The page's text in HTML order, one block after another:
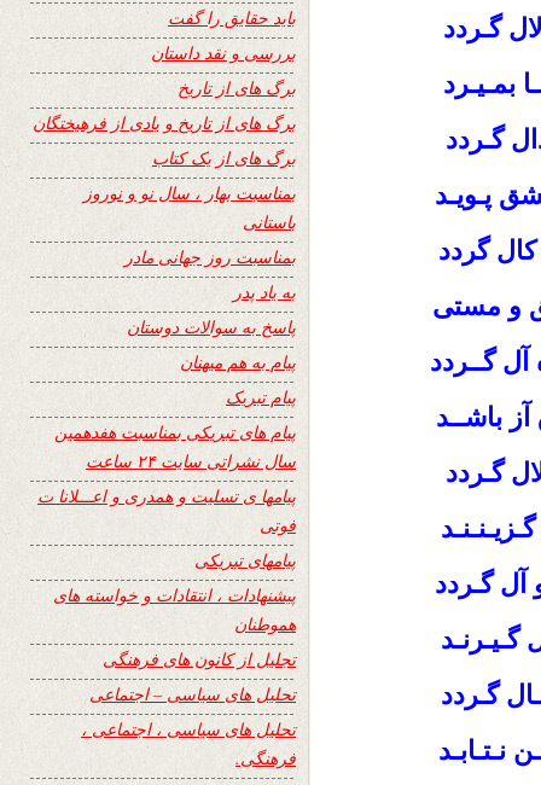
گـردد
بمـیـرد
گـردد
پـویـد
کال گردد
و مستی
آل گــردد
باشــد
گـردد
آل گـردد
گـردد
نـتـابـد
باید حقایق را گفت
بررسی و نقد داستان
برگ های از تاریخ
برگ های از تاریخ و یادی از فرهیختگان
برگ های از یک کتاب
بمناسبت بهار ، سال نو و نوروز
باستانی
بمناسبت روز جهانی مادر
به یاد پدر
پاسخ به سوالات دوستان
پیام به هم میهنان
پیام تبریک
پیام های تبریکی بمناسبت هفدهمین
سال نشراتی سایت ۲۴ ساعت
پیامها ی تسلیت و همدری و اعـــلانا ت
فوتی
پیامهای تبریکی
پیشنهادات ، انتقادات و خواسته های
هموطنان
تجلیل از کانون های فرهنگی
تحلیل های سیاسی – اجتماعی
تحلیل های سیاسی ، اجتماعی ،
فرهنگی.